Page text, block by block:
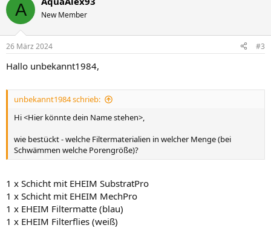
A New Member
26 März 2024 #3
Hallo unbekannt1984,
unbekannt1984 schrieb:
Hi <Hier könnte dein Name stehen>,
wie bestückt - welche Filtermaterialien in welcher Menge (bei
Schwämmen welche Porengröße)?
1 x Schicht mit EHEIM SubstratPro
1 x Schicht mit EHEIM MechPro
1 x EHEIM Filtermatte (blau)
1 x EHEIM Filterflies (weiß)